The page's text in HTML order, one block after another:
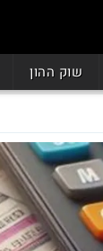
שוק ההון